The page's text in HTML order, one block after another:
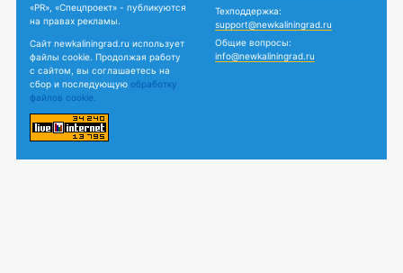
«PR», «Спецпроект» - публикуются
на правах рекламы.
Сайт newkaliningrad.ru использует
файлы cookie. Продолжая работу
с сайтом, вы соглашаетесь на
сбор и последующую обработку
файлов cookie.
Техподдержка:
support@newkaliningrad.ru
Общие вопросы:
info@newkaliningrad.ru